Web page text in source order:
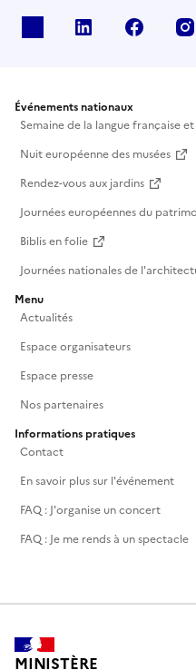
Linkedin
Événements nationaux
Semaine de la langue française
Nuit européenne des musées
Rendez-vous aux jardins
Journées européennes du
Biblis en folie
Journées nationales de
Menu
Actualités
Espace organisateurs
Espace presse
Nos partenaires
Informations pratiques
Contact
En savoir plus sur l'événement
FAQ : J'organise un concert
FAQ : Je me rends à un spectacle
MINISTÈRE